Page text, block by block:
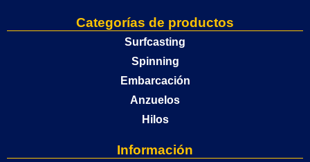
Categorías de productos
Surfcasting
Spinning
Embarcación
Anzuelos
Hilos
Información